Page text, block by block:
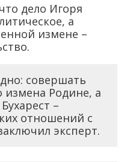
дело Игоря
а
измене –
совершать
измена Родине, а
–
отношений с
эксперт.